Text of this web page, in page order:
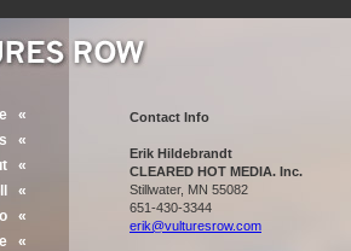
«
«
«
«
«
«
Contact Info
Erik Hildebrandt
CLEARED HOT MEDIA. Inc.
Stillwater, MN 55082
651-430-3344
erik@vulturesrow.com